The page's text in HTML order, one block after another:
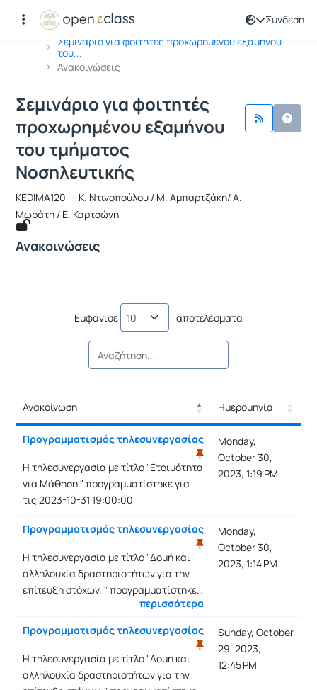
Σύνδεση
Αρχική Σελίδα
Σεμινάριο για φοιτητές προχωρημένου εξαμήνου
του...
Ανακοινώσεις
Μάθημα : Σεμινάριο για φοιτητές
Κωδικός : KEDIMA120
Σεμινάριο για φοιτητές
προχωρημένου εξαμήνου
του τμήματος
Νοσηλευτικής
KEDIMA120 - Κ. Ντινοπούλου / Μ. Αμπαρτζάκη/ Α.
Μωράτη / Ε. Καρτσώνη
Ανακοινώσεις
Εμφάνισε αποτελέσματα
Ανακοίνωση
Ημερομηνία
Ανακοίνωση
Προγραμματισμός τηλεσυνεργασίας
Η τηλεσυνεργασία με τίτλο "Ετοιμότητα
για Μάθηση " προγραμματίστηκε για
τις 2023-10-31 19:00:00
Monday,
October 30,
2023, 1:19 PM
Προγραμματισμός τηλεσυνεργασίας
Η τηλεσυνεργασία με τίτλο "Δομή και
αλληλουχία δραστηριοτήτων για την
επίτευξη στόχων. " προγραμματίστηκε…
περισσότερα
Monday,
October 30,
2023, 1:14 PM
Προγραμματισμός τηλεσυνεργασίας
Η τηλεσυνεργασία με τίτλο "Δομή και
αλληλουχία δραστηριοτήτων για την
Sunday, October
29, 2023,
12:45 PM